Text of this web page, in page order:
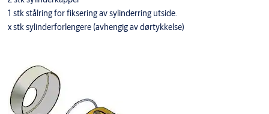
1 stk stålring for fiksering av sylinderring utside.
x stk sylinderforlengere (avhengig av dørtykkelse)